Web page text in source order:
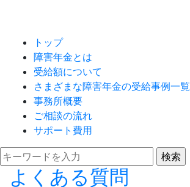
トップ
障害年金とは
受給額について
さまざまな障害年金の受給事例一覧
事務所概要
ご相談の流れ
サポート費用
よくある質問